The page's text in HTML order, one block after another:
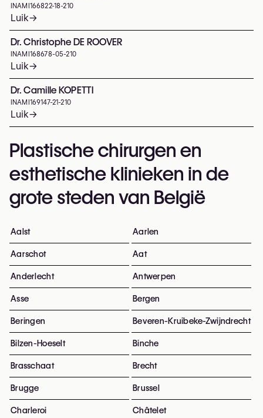
INAMI 166822-18-210
Luik→
Dr. Christophe DE ROOVER
INAMI 168678-05-210
Luik→
Dr. Camille KOPETTI
INAMI 169147-21-210
Luik→
Plastische chirurgen en
esthetische klinieken in de
grote steden van België
Aalst Aarlen
Aarschot Aat
Anderlecht Antwerpen
Asse Bergen
Beringen Beveren-Kruibeke-Zwijndrecht
Bilzen-Hoeselt Binche
Brasschaat Brecht
Brugge Brussel
Charleroi Châtelet